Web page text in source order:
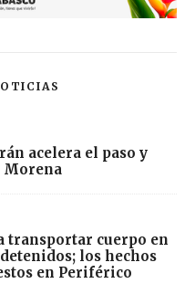
acelera el paso y
Morena
transportar cuerpo en
los hechos
en Periférico